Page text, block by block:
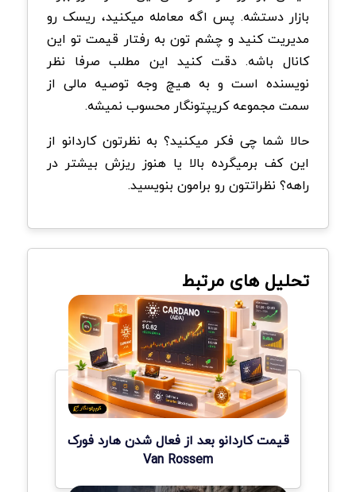
بازار دستشه. پس اگه معامله میکنید، ریسک رو
مدیریت کنید و چشم تون به رفتار قیمت تو این
کانال باشه. دقت کنید این مطلب صرفا نظر
نویسنده است و به هیچ وجه توصیه مالی از
سمت مجموعه کریپتونگار محسوب نمیشه.
حالا شما چی فکر میکنید؟ به نظرتون کاردانو از
این کف برمیگرده بالا یا هنوز ریزش بیشتر در
راهه؟ نظراتتون رو برامون بنویسید.
تحلیل های مرتبط
قیمت کاردانو بعد از فعال شدن هارد فورک
Van Rossem